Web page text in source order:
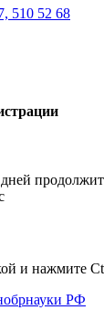
510 52 68
и нажмите
РФ